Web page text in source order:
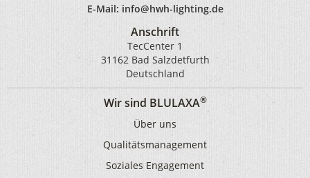
E-Mail: info@hwh-lighting.de
Anschrift
TecCenter 1
31162 Bad Salzdetfurth
Deutschland
Wir sind BLULAXA®
Über uns
Qualitätsmanagement
Soziales Engagement